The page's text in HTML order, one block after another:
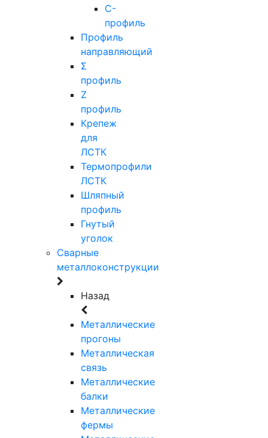
C-
профиль
Профиль
направляющий
Σ
профиль
Z
профиль
Крепеж
для
ЛСТК
Термопрофили
ЛСТК
Шляпный
профиль
Гнутый
уголок
Сварные
металлоконструкции
Назад
Металлические
прогоны
Металлическая
связь
Металлические
балки
Металлические
фермы